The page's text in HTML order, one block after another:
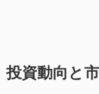
投資動向と